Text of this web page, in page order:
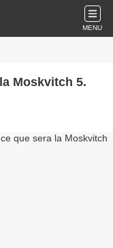
MENU
Moskvitch 5.